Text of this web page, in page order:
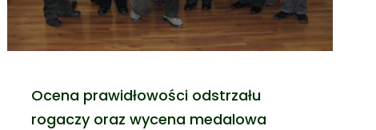
Ocena prawidłowości odstrzału
rogaczy oraz wycena medalowa